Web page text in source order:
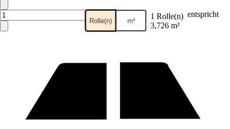
Rolle(n) m² 1 Rolle(n) entspricht
3,726 m²